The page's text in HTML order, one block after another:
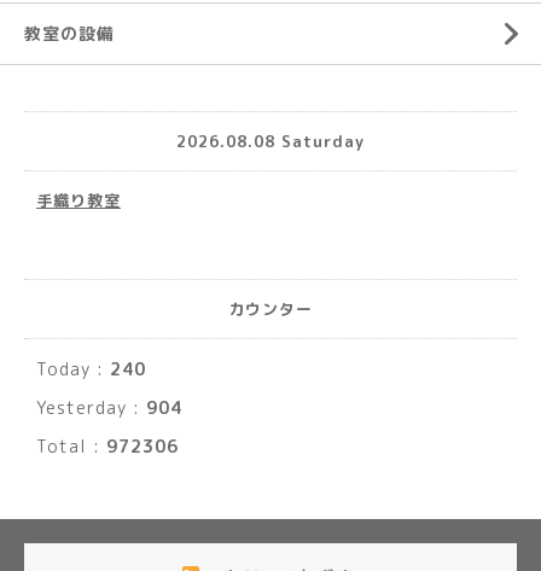
教室の設備
2026.08.08 Saturday
手織り教室
カウンター
Today : 240
Yesterday : 904
Total : 972306